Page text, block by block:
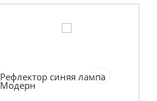
Рефлектор синяя лампа
Модерн